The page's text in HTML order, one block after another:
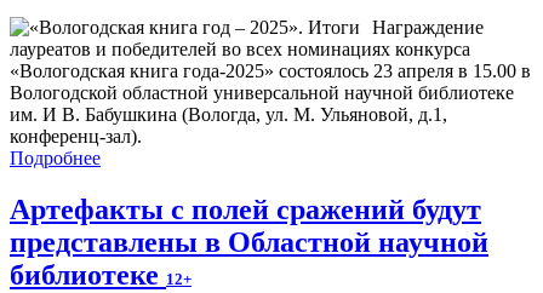
Награждение
лауреатов и победителей во всех номинациях конкурса
«Вологодская книга года-2025» состоялось 23 апреля в 15.00 в
Вологодской областной универсальной научной библиотеке
им. И В. Бабушкина (Вологда, ул. М. Ульяновой, д.1,
конференц-зал).
Подробнее
Артефакты с полей сражений будут
представлены в Областной научной
библиотеке 12+